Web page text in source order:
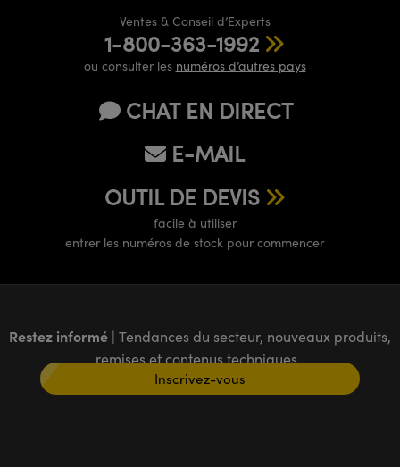
Ventes & Conseil d’Experts
1-800-363-1992
ou consulter les numéros d’autres pays
CHAT EN DIRECT
E-MAIL
OUTIL DE DEVIS
facile à utiliser
entrer les numéros de stock pour commencer
Restez informé | Tendances du secteur, nouveaux produits,
remises et contenus techniques
Inscrivez-vous